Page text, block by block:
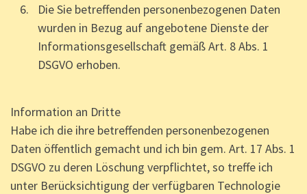
Die Sie betreffenden personenbezogenen Daten
wurden in Bezug auf angebotene Dienste der
Informationsgesellschaft gemäß Art. 8 Abs. 1
DSGVO erhoben.
Information an Dritte
Habe ich die ihre betreffenden personenbezogenen
Daten öffentlich gemacht und ich bin gem. Art. 17 Abs. 1
DSGVO zu deren Löschung verpflichtet, so treffe ich
unter Berücksichtigung der verfügbaren Technologie